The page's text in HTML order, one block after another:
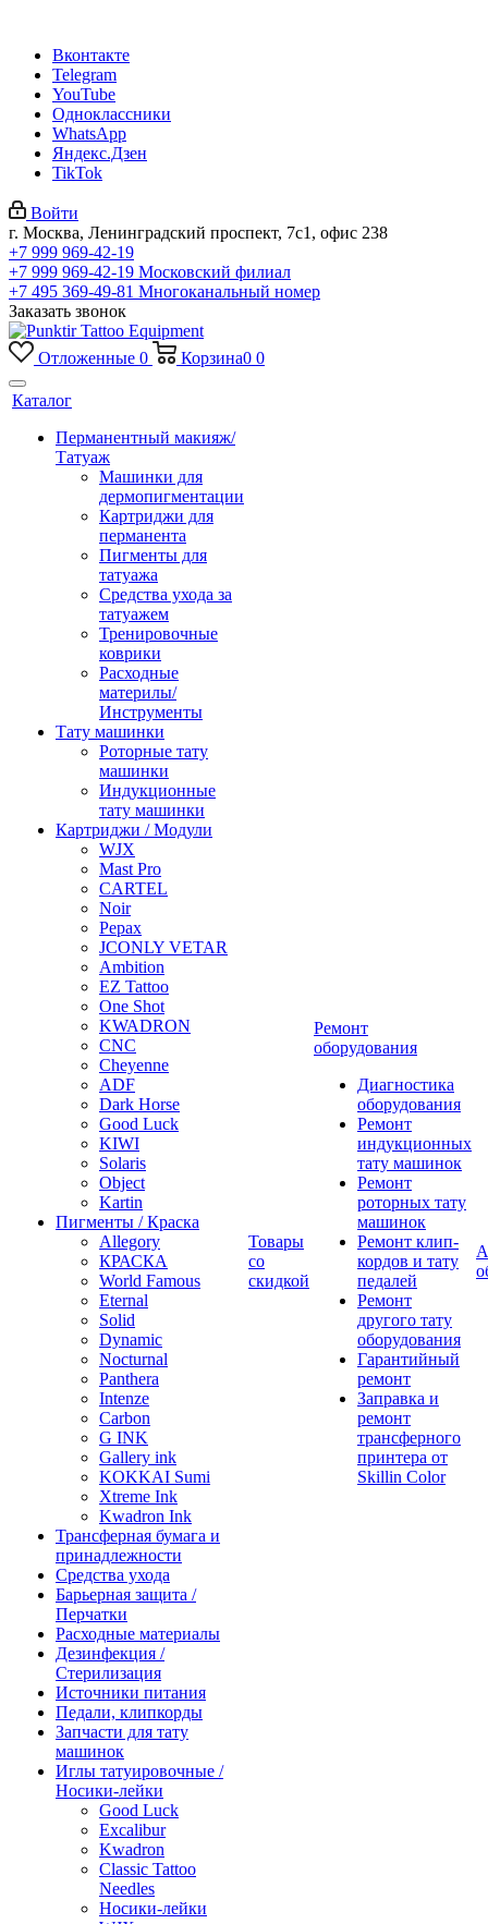
Вконтакте
Telegram
YouTube
Одноклассники
WhatsApp
Яндекс.Дзен
TikTok
Войти
г. Москва, Ленинградский проспект, 7с1, офис 238
+7 999 969-42-19
+7 999 969-42-19 Московский филиал
+7 495 369-49-81 Многоканальный номер
Заказать звонок
Отложенные 0 Корзина0 0
Каталог
Перманентный макияж/
Татуаж
Машинки для
дермопигментации
Картриджи для
перманента
Пигменты для
татуажа
Средства ухода за
татуажем
Тренировочные
коврики
Расходные
материлы/
Инструменты
Тату машинки
Роторные тату
машинки
Индукционные
тату машинки
Картриджи / Модули
WJX
Mast Pro
CARTEL
Noir
Pepax
JCONLY VETAR
Ambition
EZ Tattoo
One Shot
KWADRON
CNC
Cheyenne
ADF
Dark Horse
Good Luck
KIWI
Solaris
Object
Kartin
Пигменты / Краска
Allegory
КРАСКА
World Famous
Eternal
Solid
Dynamic
Nocturnal
Panthera
Intenze
Carbon
G INK
Gallery ink
KOKKAI Sumi
Xtreme Ink
Kwadron Ink
Трансферная бумага и
принадлежности
Средства ухода
Барьерная защита /
Перчатки
Расходные материалы
Дезинфекция /
Стерилизация
Источники питания
Педали, клипкорды
Запчасти для тату
машинок
Иглы татуировочные /
Носики-лейки
Good Luck
Excalibur
Kwadron
Classic Tattoo
Needles
Носики-лейки
Товары
со
скидкой
Ремонт
оборудования
Диагностика
оборудования
Ремонт
индукционных
тату машинок
Ремонт
роторных тату
машинок
Ремонт клип-
кордов и тату
педалей
Ремонт
другого тату
оборудования
Гарантийный
ремонт
Заправка и
ремонт
трансферного
принтера от
Skillin Color